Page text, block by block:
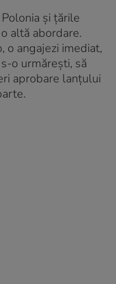
și țările
altă abordare.
o angajezi imediat,
o urmărești, să
aprobare lanțului